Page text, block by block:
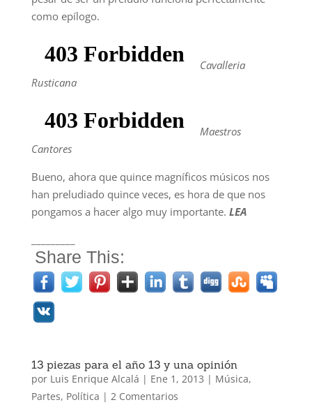
como epílogo.
Cavalleria
Rusticana
Maestros
Cantores
Bueno, ahora que quince magníficos músicos nos
han preludiado quince veces, es hora de que nos
pongamos a hacer algo muy importante. LEA
Share This:
13 piezas para el año 13 y una opinión
por Luis Enrique Alcalá | Ene 1, 2013 | Música,
Partes, Política | 2 Comentarios